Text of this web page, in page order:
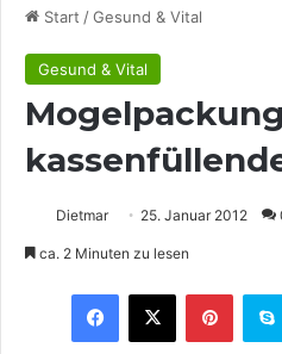
Start /Gesund & Vital
Gesund & Vital
Dietmar 25. Januar 2012
ca. 2 Minuten zu lesen